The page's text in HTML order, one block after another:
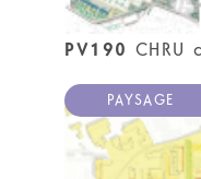
PV190
PAYSAGE